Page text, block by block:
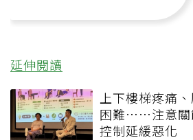
延伸閱讀
上下樓梯疼痛
困難……注意關
控制延緩惡化